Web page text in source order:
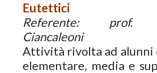
Eutettici
Referente: prof.
Ciancaleoni
Attività rivolta ad alunni
elementare, media e